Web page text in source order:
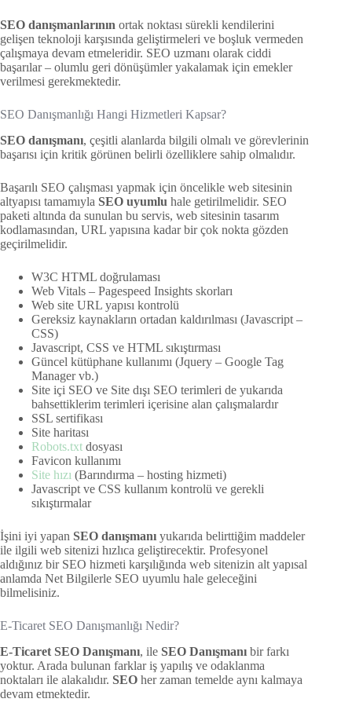
SEO danışmanlarının ortak noktası sürekli kendilerini
gelişen teknoloji karşısında geliştirmeleri ve boşluk vermeden
çalışmaya devam etmeleridir. SEO uzmanı olarak ciddi
başarılar – olumlu geri dönüşümler yakalamak için emekler
verilmesi gerekmektedir.
SEO Danışmanlığı Hangi Hizmetleri Kapsar?
SEO danışmanı, çeşitli alanlarda bilgili olmalı ve görevlerinin
başarısı için kritik görünen belirli özelliklere sahip olmalıdır.
Başarılı SEO çalışması yapmak için öncelikle web sitesinin
altyapısı tamamıyla SEO uyumlu hale getirilmelidir. SEO
paketi altında da sunulan bu servis, web sitesinin tasarım
kodlamasından, URL yapısına kadar bir çok nokta gözden
geçirilmelidir.
W3C HTML doğrulaması
Web Vitals – Pagespeed Insights skorları
Web site URL yapısı kontrolü
Gereksiz kaynakların ortadan kaldırılması (Javascript –
CSS)
Javascript, CSS ve HTML sıkıştırması
Güncel kütüphane kullanımı (Jquery – Google Tag
Manager vb.)
Site içi SEO ve Site dışı SEO terimleri de yukarıda
bahsettiklerim terimleri içerisine alan çalışmalardır
SSL sertifikası
Site haritası
Robots.txt dosyası
Favicon kullanımı
Site hızı (Barındırma – hosting hizmeti)
Javascript ve CSS kullanım kontrolü ve gerekli
sıkıştırmalar
İşini iyi yapan SEO danışmanı yukarıda belirttiğim maddeler
ile ilgili web sitenizi hızlıca geliştirecektir. Profesyonel
aldığınız bir SEO hizmeti karşılığında web sitenizin alt yapısal
anlamda Net Bilgilerle SEO uyumlu hale geleceğini
bilmelisiniz.
E-Ticaret SEO Danışmanlığı Nedir?
E-Ticaret SEO Danışmanı, ile SEO Danışmanı bir farkı
yoktur. Arada bulunan farklar iş yapılış ve odaklanma
noktaları ile alakalıdır. SEO her zaman temelde aynı kalmaya
devam etmektedir.